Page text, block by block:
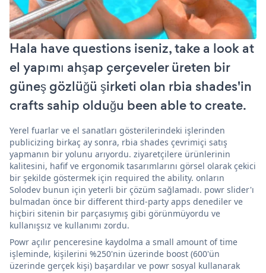
Hala have questions iseniz, take a look at
el yapımı ahşap çerçeveler üreten bir
güneş gözlüğü şirketi olan rbia shades'in
crafts sahip olduğu been able to create.
Yerel fuarlar ve el sanatları gösterilerindeki işlerinden
publicizing birkaç ay sonra, rbia shades çevrimiçi satış
yapmanın bir yolunu arıyordu. ziyaretçilere ürünlerinin
kalitesini, hafif ve ergonomik tasarımlarını görsel olarak çekici
bir şekilde göstermek için required the ability. onların
Solodev bunun için yeterli bir çözüm sağlamadı. powr slider'ı
bulmadan önce bir different third-party apps denediler ve
hiçbiri sitenin bir parçasıymış gibi görünmüyordu ve
kullanışsız ve kullanımı zordu.
Powr açılır penceresine kaydolma a small amount of time
işleminde, kişilerini %250'nin üzerinde boost (600'ün
üzerinde gerçek kişi) başardılar ve powr sosyal kullanarak